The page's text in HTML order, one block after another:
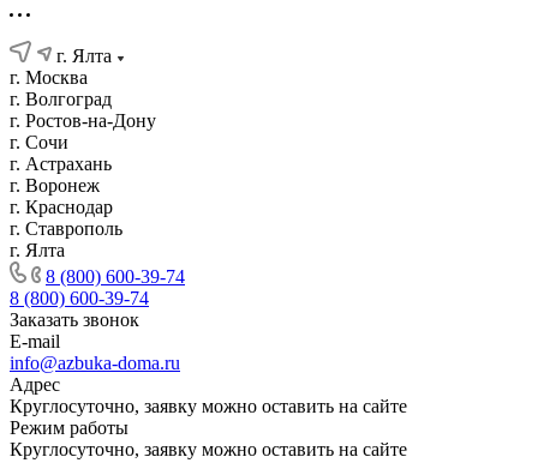
г. Ялта
г. Москва
г. Волгоград
г. Ростов-на-Дону
г. Сочи
г. Астрахань
г. Воронеж
г. Краснодар
г. Ставрополь
г. Ялта
8 (800) 600-39-74
8 (800) 600-39-74
Заказать звонок
E-mail
info@azbuka-doma.ru
Адрес
Круглосуточно, заявку можно оставить на сайте
Режим работы
Круглосуточно, заявку можно оставить на сайте